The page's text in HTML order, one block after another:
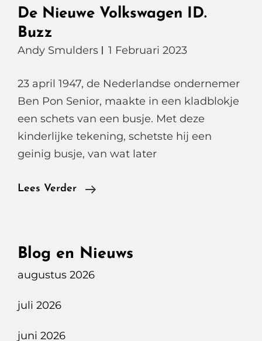
De Nieuwe Volkswagen ID.
Buzz
Andy Smulders 1 Februari 2023
23 april 1947, de Nederlandse ondernemer
Ben Pon Senior, maakte in een kladblokje
een schets van een busje. Met deze
kinderlijke tekening, schetste hij een
geinig busje, van wat later
Lees Verder
De
Buzz
Blog en Nieuws
augustus 2026
juli 2026
juni 2026